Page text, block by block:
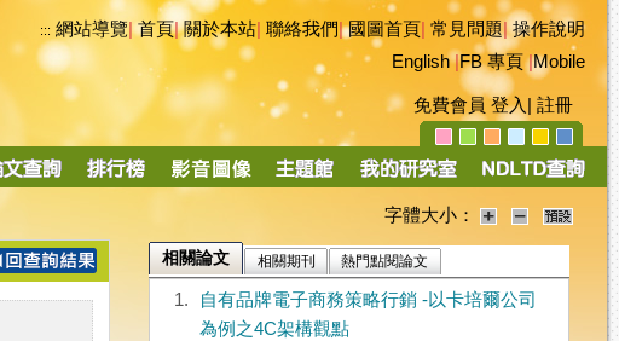
::: 網站導覽|首頁|關於本站 聯絡我們|國圖首頁 常見問題|操作說明
English|FB 專頁|Mobile
免費會員 登入 註冊
字體大小：
相關論文 相關期刊 熱門點閱論文
1.
自有品牌電子商務策略行銷 -以卡培爾公司
為例之4C架構觀點